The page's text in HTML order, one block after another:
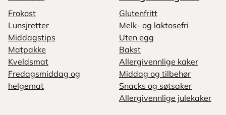
Frokost
Lunsjretter
Middagstips
Matpakke
Kveldsmat
Fredagsmiddag og
helgemat
Glutenfritt
Melk- og laktosefri
Uten egg
Bakst
Allergivennlige kaker
Middag og tilbehør
Snacks og søtsaker
Allergivennlige julekaker